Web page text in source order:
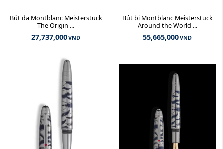
Bút dạ Montblanc Meisterstück
The Origin ...
27,737,000VND
Bút bi Montblanc Meisterstück
Around the World ...
55,665,000VND